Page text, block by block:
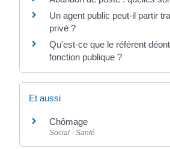
Un agent public peut-il partir
privé ?
Qu'est-ce que le référent
fonction publique ?
Et aussi
Chômage
Social - Santé